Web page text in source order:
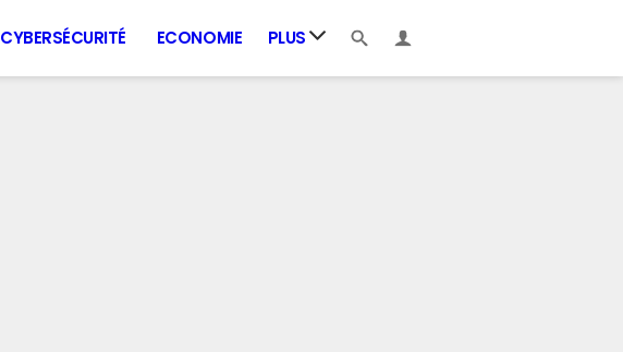
CYBERSÉCURITÉ ECONOMIE PLUS